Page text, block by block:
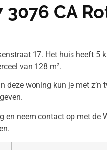
CA
17. Het huis heeft 5
van 128 m².
deze woning kun je met z’n
en neem contact op met de